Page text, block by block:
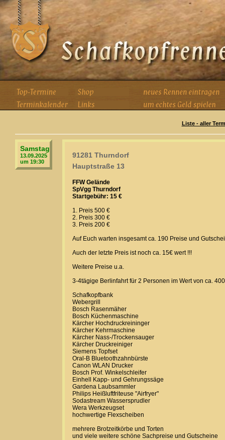
Liste - aller
Samstag
13.09.2025
um 19:30
91281 Thurndorf
Hauptstraße 13
FFW Gelände
SpVgg Thurndorf
Startgebühr: 15 €
1. Preis 500 €
2. Preis 300 €
3. Preis 200 €
Auf Euch warten insgesamt ca. 190 Preise und
Auch der letzte Preis ist noch ca. 15€ wert !!!
Weitere Preise u.a.
3-4tägige Berlinfahrt für 2 Personen im Wert von ca.
Schafkopfbank
Webergrill
Bosch Rasenmäher
Bosch Küchenmaschine
Kärcher Hochdruckreininger
Kärcher Kehrmaschine
Kärcher Nass-/Trockensauger
Kärcher Druckreiniger
Siemens Topfset
Oral-B Bluetoothzahnbürste
Canon WLAN Drucker
Bosch Prof. Winkelschleifer
Einhell Kapp- und Gehrungssäge
Gardena Laubsammler
Philips Heißluftfriteuse "Airfryer"
Sodastream Wassersprudler
Wera Werkzeugset
hochwertige Flexscheiben
mehrere Brotzeitkörbe und Torten
und viele weitere schöne Sachpreise und Gutscheine